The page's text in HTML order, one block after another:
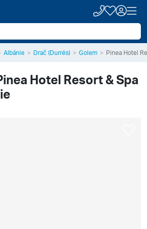
Albánie Drač (Durrës) Golem Pinea Hotel
Hotel Resort & Spa